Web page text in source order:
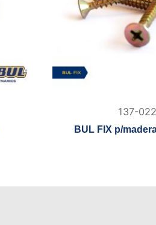
137-
BUL FIX p/